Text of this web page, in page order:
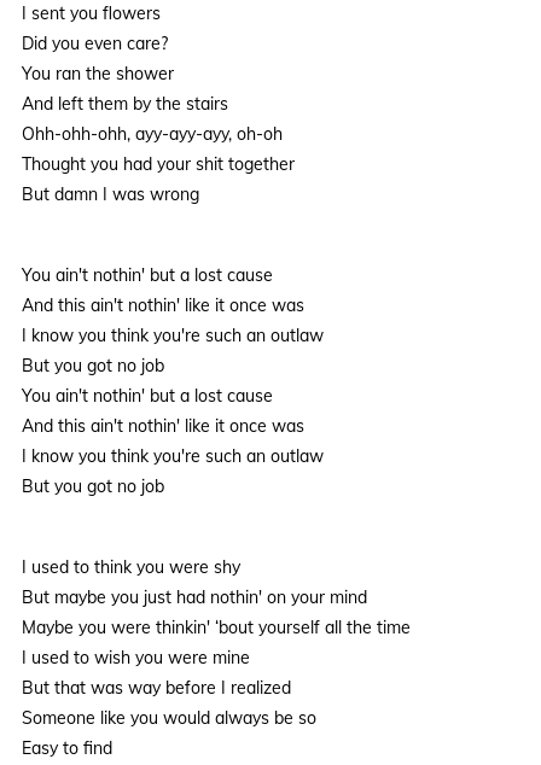
I sent you flowers
Did you even care?
You ran the shower
And left them by the stairs
Ohh-ohh-ohh, ayy-ayy-ayy, oh-oh
Thought you had your shit together
But damn I was wrong
You ain't nothin' but a lost cause
And this ain't nothin' like it once was
I know you think you're such an outlaw
But you got no job
You ain't nothin' but a lost cause
And this ain't nothin' like it once was
I know you think you're such an outlaw
But you got no job
I used to think you were shy
But maybe you just had nothin' on your mind
Maybe you were thinkin' ‘bout yourself all the time
I used to wish you were mine
But that was way before I realized
Someone like you would always be so
Easy to find